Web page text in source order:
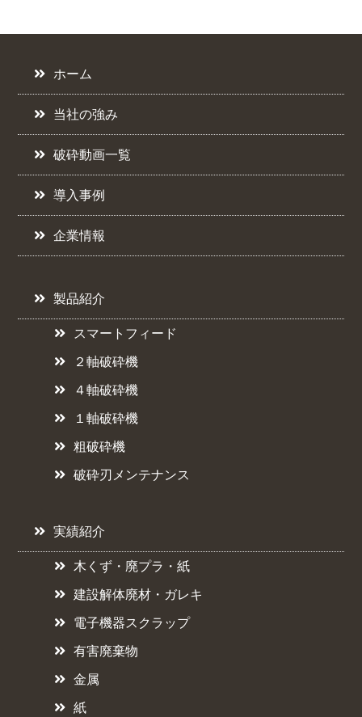
ホーム
当社の強み
破砕動画一覧
導入事例
企業情報
製品紹介
スマートフィード
２軸破砕機
４軸破砕機
１軸破砕機
粗破砕機
破砕刃メンテナンス
実績紹介
木くず・廃プラ・紙
建設解体廃材・ガレキ
電子機器スクラップ
有害廃棄物
金属
紙